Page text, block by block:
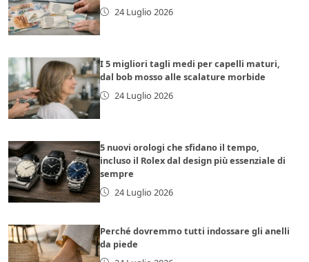
24 Luglio 2026
I 5 migliori tagli medi per capelli maturi,
dal bob mosso alle scalature morbide
24 Luglio 2026
5 nuovi orologi che sfidano il tempo,
incluso il Rolex dal design più essenziale di
sempre
24 Luglio 2026
Perché dovremmo tutti indossare gli anelli
da piede